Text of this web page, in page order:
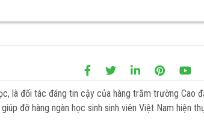
là đối tác đáng tin cậy của hàng trăm trường Cao
đỡ hàng ngàn học sinh sinh viên Việt Nam hiện